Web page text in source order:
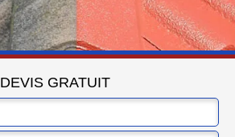
DEVIS GRATUIT